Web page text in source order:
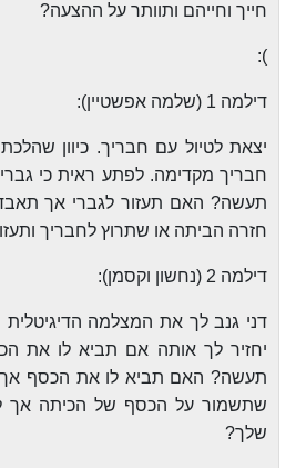
חייך וחייהם ותוותר על ההצעה?
):
דילמה 1 (שלמה אפשטיין):
יצאת לטיול עם חבריך. כיוון
חבריך מקדימה. לפתע ראית כי
תעשה? האם תעזור לגברי אך
חזרה הביתה או שתרוץ לחבריך
דילמה 2 (נחשון וקסמן):
דני גנב לך את המצלמה
יחזיר לך אותה אם תביא לו את
תעשה? האם תביא לו את הכסף
שתשמור על הכסף של הכיתה
שלך?